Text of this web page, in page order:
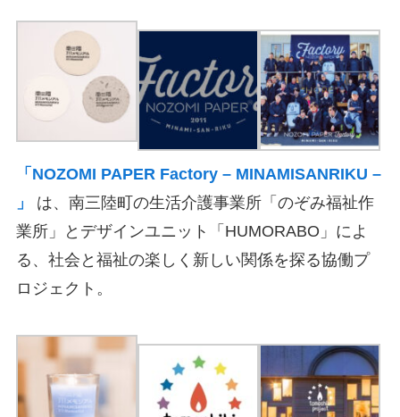
「NOZOMI PAPER Factory – MINAMISANRIKU –
」
は、南三陸町の生活介護事業所「のぞみ福祉作
業所」とデザインユニット「HUMORABO」によ
る、社会と福祉の楽しく新しい関係を探る協働プ
ロジェクト。